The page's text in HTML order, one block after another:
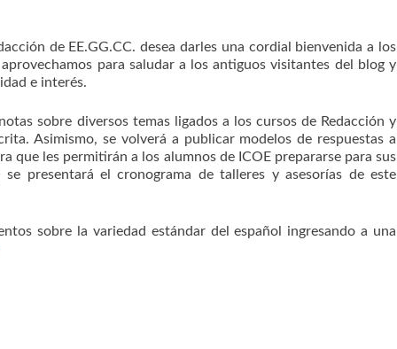
de EE.GG.CC. desea darles una cordial bienvenida a los
para saludar a los antiguos visitantes del blog y
e interés.
sobre diversos temas ligados a los cursos de Redacción y
Asimismo, se volverá a publicar modelos de respuestas a
que les permitirán a los alumnos de ICOE prepararse para sus
presentará el cronograma de talleres y asesorías de este
sobre la variedad estándar del español ingresando a una